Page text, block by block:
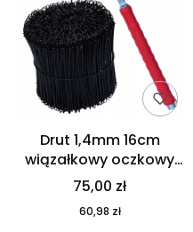
Drut 1,4mm 16cm
wiązałkowy oczkowy
x500 + WIĄZARKA
75,00 zł
60,98 zł